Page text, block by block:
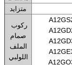
متزايد
صمام
الملف
اللولبي